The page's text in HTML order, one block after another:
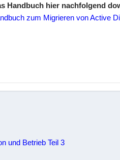
Handbuch hier nachfolgend
zum Migrieren von Active
und Betrieb Teil 3